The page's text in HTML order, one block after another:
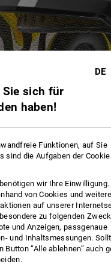
NATUR
Holzsplitter, von oben
DE
Sie sich für
haben!
Funktionen, auf Sie
sind die Aufgaben der
wir Ihre Einwilligung.
von Cookies und
auf unserer
zu folgenden
und Anzeigen, passgenaue
und Inhaltsmessungen.
“Alle ablehnen” auch